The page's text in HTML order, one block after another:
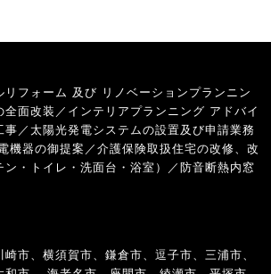
リフォーム 及び リノベーションプランニン
全面改装／インテリアプランニング アドバイ
事／太陽光発電システムの設置及び申請業務
機器の御提案／介護保険取扱住宅の改修、改
ン・トイレ・洗面台・浴室）／防音断熱内窓
市、横須賀市、鎌倉市、逗子市、三浦市、